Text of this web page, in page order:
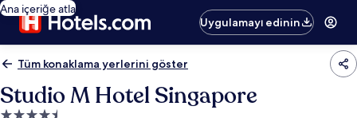
Ana içeriğe atla
Uygulamayı edinin
Tüm konaklama yerlerini göster
Studio M Hotel Singapore